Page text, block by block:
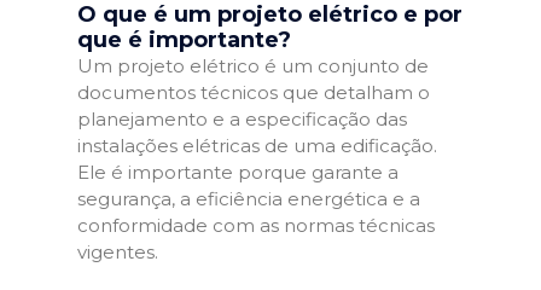
O que é um projeto elétrico e por
que é importante?
Um projeto elétrico é um conjunto de
documentos técnicos que detalham o
planejamento e a especificação das
instalações elétricas de uma edificação.
Ele é importante porque garante a
segurança, a eficiência energética e a
conformidade com as normas técnicas
vigentes.